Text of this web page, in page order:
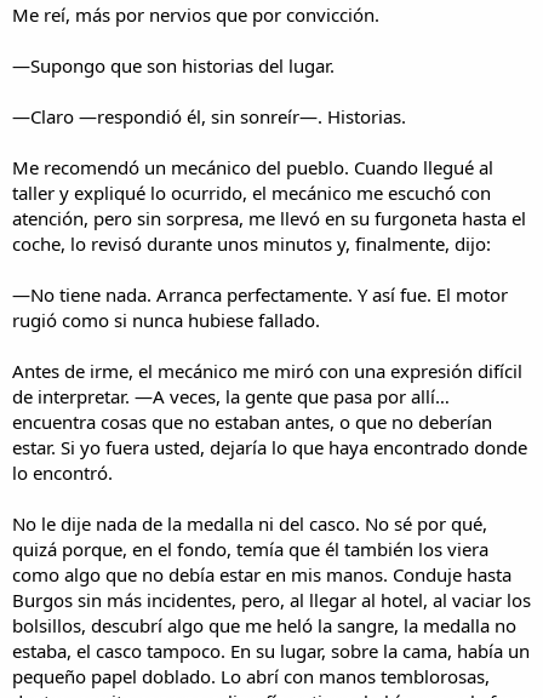
Me reí, más por nervios que por convicción.
—Supongo que son historias del lugar.
—Claro —respondió él, sin sonreír—. Historias.
Me recomendó un mecánico del pueblo. Cuando llegué al
taller y expliqué lo ocurrido, el mecánico me escuchó con
atención, pero sin sorpresa, me llevó en su furgoneta hasta el
coche, lo revisó durante unos minutos y, finalmente, dijo:
—No tiene nada. Arranca perfectamente. Y así fue. El motor
rugió como si nunca hubiese fallado.
Antes de irme, el mecánico me miró con una expresión difícil
de interpretar. —A veces, la gente que pasa por allí…
encuentra cosas que no estaban antes, o que no deberían
estar. Si yo fuera usted, dejaría lo que haya encontrado donde
lo encontró.
No le dije nada de la medalla ni del casco. No sé por qué,
quizá porque, en el fondo, temía que él también los viera
como algo que no debía estar en mis manos. Conduje hasta
Burgos sin más incidentes, pero, al llegar al hotel, al vaciar los
bolsillos, descubrí algo que me heló la sangre, la medalla no
estaba, el casco tampoco. En su lugar, sobre la cama, había un
pequeño papel doblado. Lo abrí con manos temblorosas,